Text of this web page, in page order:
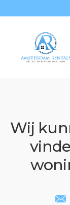
Wij